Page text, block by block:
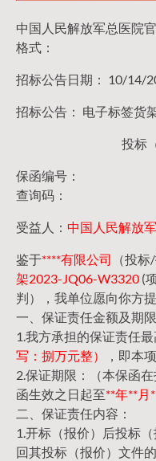
中国人民解放军总医院
格式：
招标公告日期： 10/14/
招标公告： 电子标签货
投标
保函编号：
查询码：
受益人： 中国人民解放
鉴于****有限公司 （投
架2023-JQ06-W3320 (
判），我单位愿向你方
一、保证责任金额及期限
1.我方承担的保证责任
写：捌万元整）
，即本
2.保证期限：（本保函
函生效之日起至**年**月
二、保证责任内容：
1.开标（报价）后投标
回其投标（报价）文件的